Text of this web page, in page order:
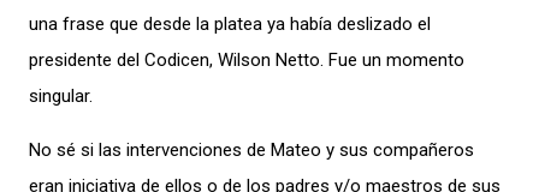
una frase que desde la platea ya había deslizado el
presidente del Codicen, Wilson Netto. Fue un momento
singular.
No sé si las intervenciones de Mateo y sus compañeros
eran iniciativa de ellos o de los padres y/o maestros de sus